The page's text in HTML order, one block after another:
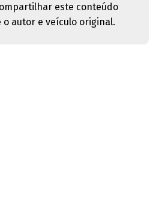
este conteúdo
autor e veículo original.